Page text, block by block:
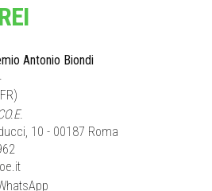
REI
Antonio Biondi
10 - 00187 Roma